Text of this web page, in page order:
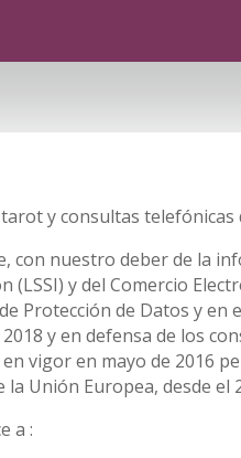
y consultas telefónicas
con nuestro deber de la
(LSSI) y del Comercio
Protección de Datos y en
y en defensa de los
vigor en mayo de 2016
Unión Europea, desde el
a :